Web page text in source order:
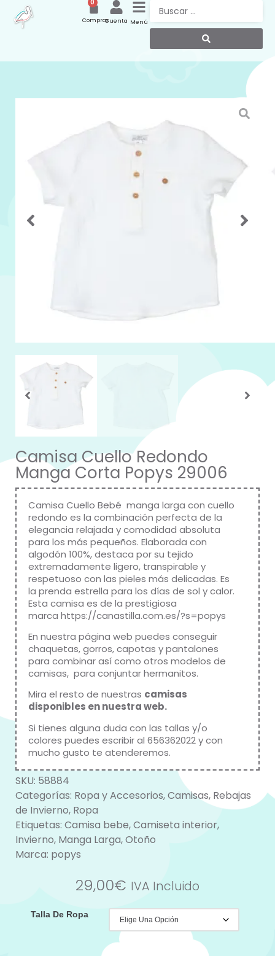
Menú
Cuenta
0
Compras
Camisa Cuello Redondo
Manga Corta Popys 29006
Camisa Cuello Bebé manga larga con cuello
redondo es la combinación perfecta de la
elegancia relajada y comodidad absoluta
para los más pequeños. Elaborada con
algodón 100%, destaca por su tejido
extremadamente ligero, transpirable y
respetuoso con las pieles más delicadas. Es
la prenda estrella para los días de sol y calor.
Esta camisa es de la prestigiosa
marca https://canastilla.com.es/?s=popys
En nuestra página web puedes conseguir
chaquetas, gorros, capotas y pantalones
para combinar así como otros modelos de
camisas, para conjuntar hermanitos.
Mira el resto de nuestras camisas
disponibles en nuestra web.
Si tienes alguna duda con las tallas y/o
colores puedes escribir al 656362022 y con
mucho gusto te atenderemos.
SKU: 58884
Categorías: Ropa y Accesorios,Camisas, Rebajas
de Invierno, Ropa
Etiquetas: Camisa bebe,Camiseta interior,
Invierno, Manga Larga,Otoño
Marca: popys
29,00€ IVA Incluido
Talla De Ropa